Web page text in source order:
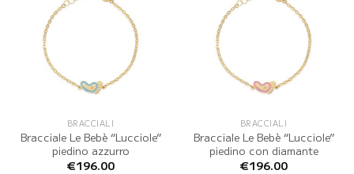
BRACCIALI
Bracciale Le Bebè “Lucciole”
piedino azzurro
€196.00
BRACCIALI
Bracciale Le Bebè “Lucciole”
piedino con diamante
€196.00